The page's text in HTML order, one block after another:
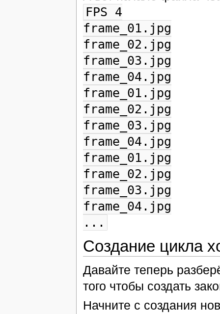
FPS 4
frame_01.jpg
frame_02.jpg
frame_03.jpg
frame_04.jpg
frame_01.jpg
frame_02.jpg
frame_03.jpg
frame_04.jpg
frame_01.jpg
frame_02.jpg
frame_03.jpg
frame_04.jpg
...
Создание цикла
Давайте теперь
того чтобы создать
Начните с создания